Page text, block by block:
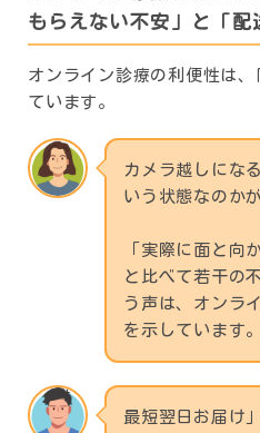
もらえない不安」と「配
オンライン診療の利便性は
ています。
カメラ越しにな
いう状態なのか
「実際に面と向
と比べて若干の
う声は、オンラ
を示しています。
最短翌日お届け